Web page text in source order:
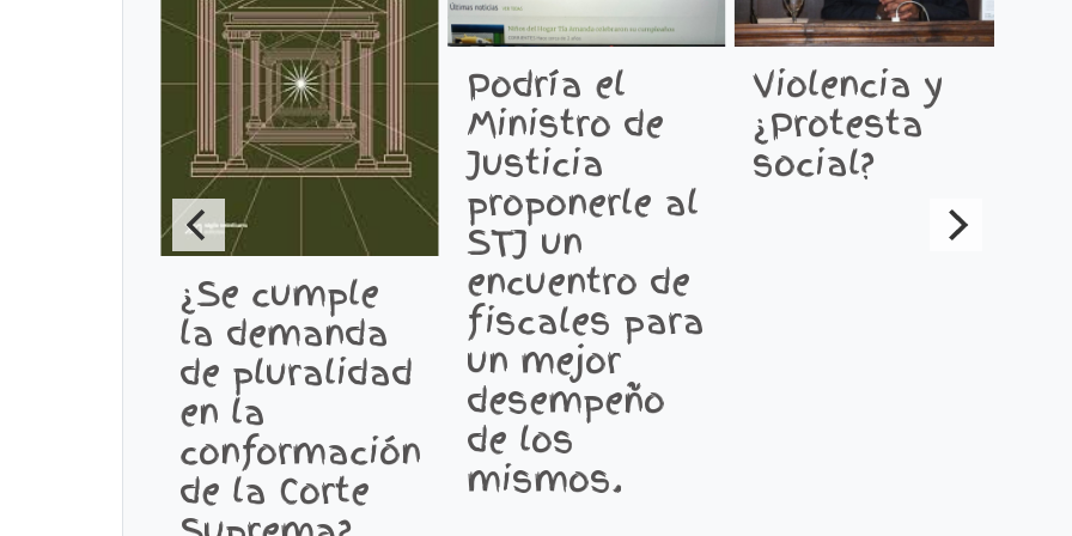
¿Se cumple
la demanda
de pluralidad
en la
conformación
de la Corte
Podría el
Ministro de
Justicia
proponerle al
STJ un
encuentro de
fiscales para
un mejor
desempeño
de los
mismos.
Violencia y
¿Protesta
social?